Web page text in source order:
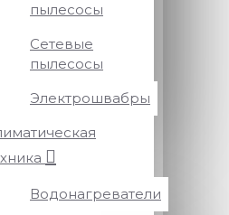
пылесосы
Сетевые
пылесосы
Электрошвабры
Водонагреватели